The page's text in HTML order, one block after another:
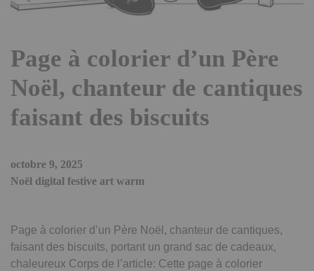
Page à colorier d’un Père
Noël, chanteur de cantiques
faisant des biscuits
octobre 9, 2025
Noël digital festive art warm
Page à colorier d’un Père Noël, chanteur de cantiques,
faisant des biscuits, portant un grand sac de cadeaux,
chaleureux Corps de l’article: Cette page à colorier